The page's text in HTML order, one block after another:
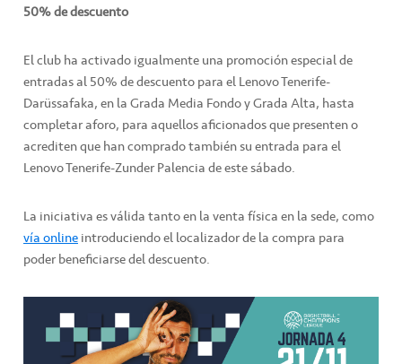
50% de descuento
El club ha activado igualmente una promoción especial de
entradas al 50% de descuento para el Lenovo Tenerife-
Darüssafaka, en la Grada Media Fondo y Grada Alta, hasta
completar aforo, para aquellos aficionados que presenten o
acrediten que han comprado también su entrada para el
Lenovo Tenerife-Zunder Palencia de este sábado.
La iniciativa es válida tanto en la venta física en la sede, como
vía onlineintroduciendo el localizador de la compra para
poder beneficiarse del descuento.